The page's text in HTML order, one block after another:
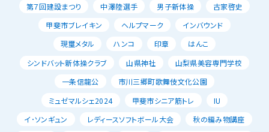
第７回建設まつり
中澤陸選手 男子新体操
古家啓史
甲斐市ブレイキン
ヘルプマーク
インバウンド
現璽メタル
ハンコ 印章
はんこ
シンドバット新体操クラブ
山県神社
山梨県美容専門学校
一条信龍公
市川三郷町歌舞伎文化公園
ミュゼマルシェ2024
甲斐市シニア筋トレ
IU
イ･ソンギュン
レディースソフトボール大会
秋の編み物講座